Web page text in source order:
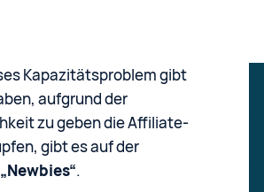
Kapazitätsproblem gibt
aufgrund der
zu geben die Affiliate-
gibt es auf der
„Newbies“.